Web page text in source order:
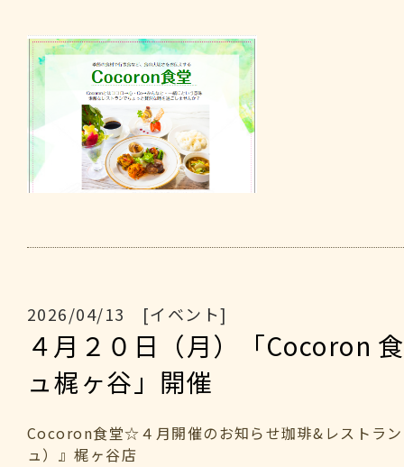
2026/04/13 [イベント]
４月２０日（月）「Cocoron
ュ梶ヶ谷」開催
Cocoron食堂☆４月開催のお知らせ珈琲&レストラ
ュ）』梶ヶ谷店